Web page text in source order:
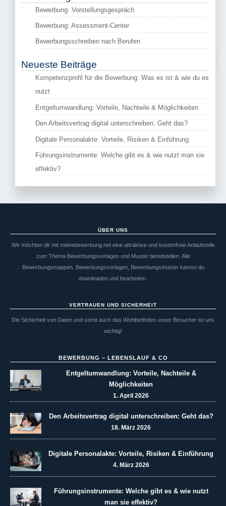
Bewerbung: Vorstellungsgespräch
Bewerbung: Assessment-Center
Bewerbungsschreiben nach Berufen
Neueste Beiträge
Kompetenzprofil für die Bewerbung: Was es ist & wie du es
nutzt
Entgeltumwandlung: Vorteile, Nachteile & Möglichkeiten
Den Arbeitsvertrag digital unterschreiben: Geht das?
Digitale Personalakte: Vorteile, Risiken & Einführung
Führungsinstrumente: Welche gibt es & wie nutzt man sie
effektiv?
ÜBER UNS
Wir möchten dir mit meinebewerbung.net eine attraktive und kostenfreie Anlaufstelle
zum Thema Bewerbungsvorlagen und Muster bereitstellen. Alle
Bewerbungsmappen, Bewerbungsvorlagen, Bewerbungsmuster kannst du
downloaden und bearbeiten.
VERTRAUEN UND SICHERHEIT
Die Sicherheit von Daten und somit auch das Wohlbefinden unser Besucher ist uns
wichtig!
BEWERBUNG – LEBENSLAUF & CO
Entgeltumwandlung: Vorteile, Nachteile &
Möglichkeiten
1. April 2026
Den Arbeitsvertrag digital unterschreiben: Geht das?
18. März 2026
Digitale Personalakte: Vorteile, Risiken & Einführung
4. März 2026
Führungsinstrumente: Welche gibt es & wie nutzt
man sie effektiv?